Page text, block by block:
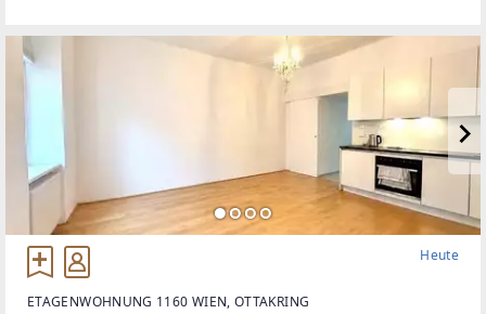
Heute
ETAGENWOHNUNG 1160 WIEN, OTTAKRING